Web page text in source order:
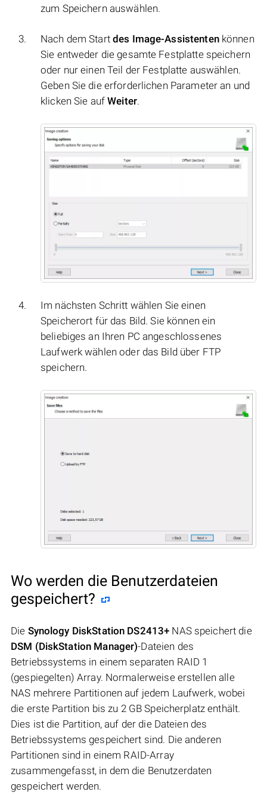
zum Speichern auswählen.
Nach dem Start des Image-Assistentenkönnen
Sie entweder die gesamte Festplatte speichern
oder nur einen Teil der Festplatte auswählen.
Geben Sie die erforderlichen Parameter an und
klicken Sie aufWeiter.
Im nächsten Schritt wählen Sie einen
Speicherort für das Bild. Sie können ein
beliebiges an Ihren PC angeschlossenes
Laufwerk wählen oder das Bild über FTP
speichern.
Wo werden die Benutzerdateien
gespeichert?
Die Synology DiskStation DS2413+ NAS speichert die
DSM (DiskStation Manager)-Dateien des
Betriebssystems in einem separaten RAID 1
(gespiegelten) Array. Normalerweise erstellen alle
NAS mehrere Partitionen auf jedem Laufwerk, wobei
die erste Partition bis zu 2 GB Speicherplatz enthält.
Dies ist die Partition, auf der die Dateien des
Betriebssystems gespeichert sind. Die anderen
Partitionen sind in einem RAID-Array
zusammengefasst, in dem die Benutzerdaten
gespeichert werden.